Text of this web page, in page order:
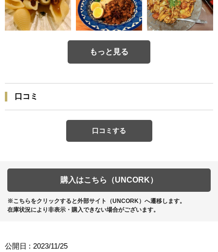
もっと見る
口コミ
口コミする
購入はこちら（UNCORK）
※こちらをクリックすると外部サイト（UNCORK）へ遷移します。
在庫状況により非表示・購入できない場合がございます。
公開日 : 2023/11/25